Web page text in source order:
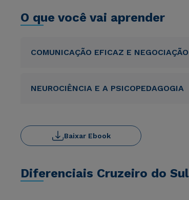
O que você vai aprender
COMUNICAÇÃO EFICAZ E NEGOCIAÇÃO
NEUROCIÊNCIA E A PSICOPEDAGOGIA
Baixar Ebook
Diferenciais Cruzeiro do Sul